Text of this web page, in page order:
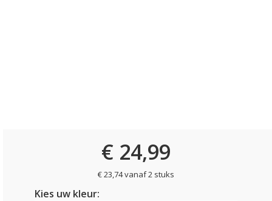
€ 24,99
€ 23,74 vanaf 2 stuks
Kies uw kleur: